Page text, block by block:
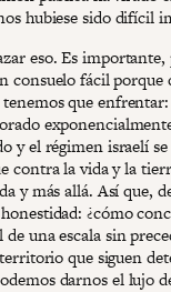
hubiese sido difícil
eso. Es
consuelo fácil porque
que
y el régimen israelí
contra la vida y la
y más allá. Así que,
¿cómo
una escala sin
que siguen
darnos el lujo